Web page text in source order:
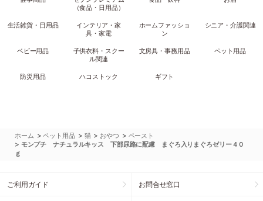
（食品・日用品）
生活雑貨・日用品
インテリア・家
具・家電
ホームファッショ
ン
シニア・介護関連
ベビー用品
子供衣料・スクー
ル関連
文房具・事務用品 ペット用品
防災用品 ハコストック ギフト
ホーム >ペット用品 > 猫 > おやつ > ペースト
> モンプチ ナチュラルキッス 下部尿路に配慮 まぐろ入りまぐろゼリー４０
ｇ
ご利用ガイド お問合せ窓口